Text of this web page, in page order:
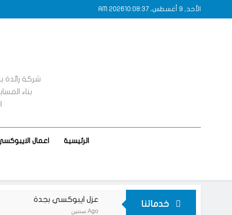
to
الأحد, 9 أغسطس، 2026 10:08:37 AM
شركة
بناء
الرئيسية اعمال
خدماتنا ايبوكسي بجدة عزل ايبوكسي بجدة
سنتين Ago